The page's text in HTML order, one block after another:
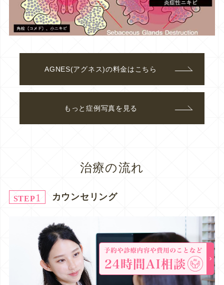
AGNES(アグネス)の料金はこちら
もっと症例写真を見る
治療の流れ
STEP1 カウンセリング